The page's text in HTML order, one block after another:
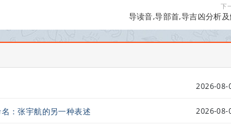
下
导读音,导部首,导吉凶分析
2026-08-
：张宇航的另一种表述 2026-08-